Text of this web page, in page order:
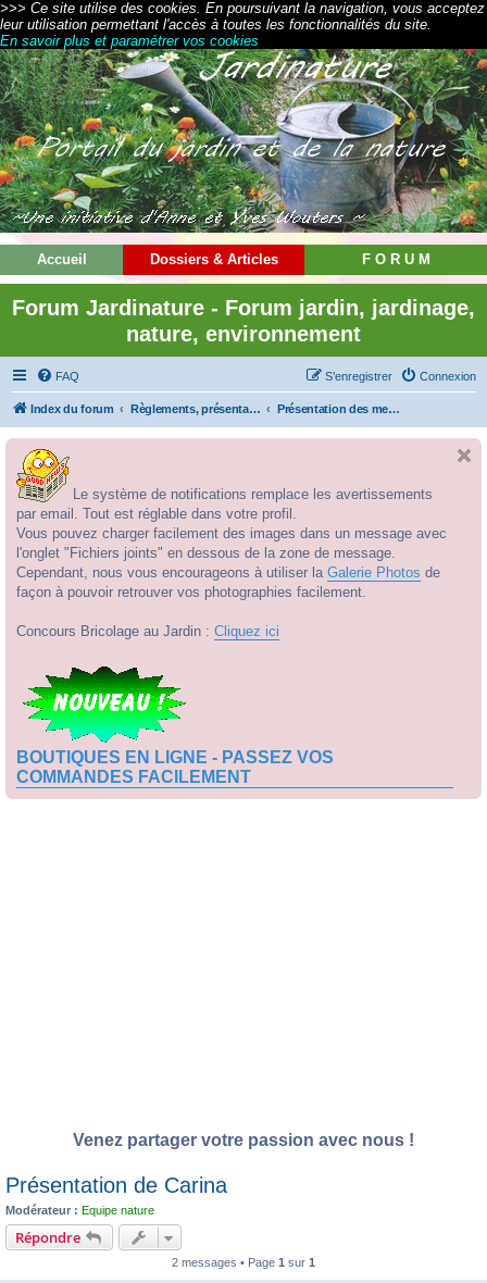
>>> Ce site utilise des cookies. En poursuivant la navigation, vous acceptez
leur utilisation permettant l'accès à toutes les fonctionnalités du site.
En savoir plus et paramétrer vos cookies
Accueil Dossiers & Articles F O R U M
Forum Jardinature - Forum jardin, jardinage,
nature, environnement
FAQ Connexion
S’enregistrer
Index du forum Règlements, présentations et modes d'emploi Présentation des membres
Le système de notifications remplace les avertissements
par email. Tout est réglable dans votre profil.
Vous pouvez charger facilement des images dans un message avec
l'onglet "Fichiers joints" en dessous de la zone de message.
Cependant, nous vous encourageons à utiliser la Galerie Photos de
façon à pouvoir retrouver vos photographies facilement.
Concours Bricolage au Jardin : Cliquez ici
BOUTIQUES EN LIGNE - PASSEZ VOS
COMMANDES FACILEMENT
Venez partager votre passion avec nous !
Présentation de Carina
Modérateur : Equipe nature
Répondre
2 messages • Page 1 sur 1